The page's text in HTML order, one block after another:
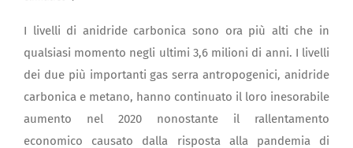
I livelli di anidride carbonica sono ora più alti che in
qualsiasi momento negli ultimi 3,6 milioni di anni. I livelli
dei due più importanti gas serra antropogenici, anidride
carbonica e metano, hanno continuato il loro inesorabile
aumento nel 2020 nonostante il rallentamento
economico causato dalla risposta alla pandemia di